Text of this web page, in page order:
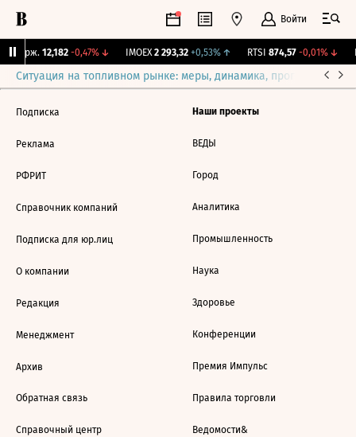
Войти
Бирж. 12,182 -0,47%↓ IMOEX 2 293,32 +0,53%↑ RTSI 874,57 -0,01%↓
Ситуация на топливном рынке: меры, динамика, прогнозы
Подписка
Реклама
РФРИТ
Справочник компаний
Подписка для юр.лиц
О компании
Редакция
Менеджмент
Архив
Обратная связь
Справочный центр
Наши проекты
ВЕДЫ
Город
Аналитика
Промышленность
Наука
Здоровье
Конференции
Премия Импульс
Правила торговли
Ведомости&